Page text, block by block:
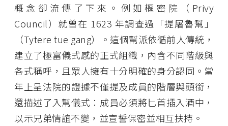
概念卻流傳了下來。例如樞密院（Privy
Council）就曾在 1623 年調查過「提屠魯幫」
（Tytere tue gang）。這個幫派依循前人傳統，
建立了極富儀式感的正式組織，內含不同階級與
各式稱呼，且眾人擁有十分明確的身分認同。當
年上呈法院的證據不僅提及成員的階層與頭銜，
還描述了入幫儀式：成員必須將匕首插入酒中，
以示兄弟情誼不變，並宣誓保密並相互扶持。